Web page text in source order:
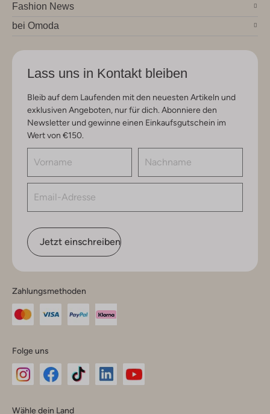
Fashion News
bei Omoda
Lass uns in Kontakt bleiben
Bleib auf dem Laufenden mit den neuesten Artikeln und
exklusiven Angeboten, nur für dich. Abonniere den
Newsletter und gewinne einen Einkaufsgutschein im
Wert von €150.
Jetzt einschreiben
Zahlungsmethoden
Folge uns
Wähle dein Land